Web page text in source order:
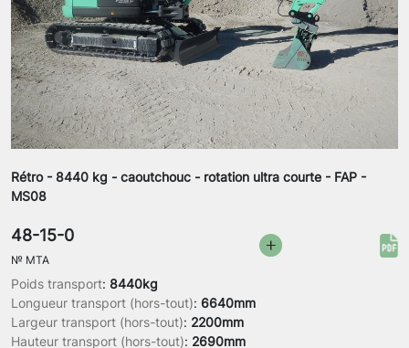
Rétro - 8440 kg - caoutchouc - rotation ultra courte - FAP -
MS08
Poids transport: 8440kg
Longueur transport (hors-tout): 6640mm
Largeur transport (hors-tout): 2200mm
Hauteur transport (hors-tout): 2690mm
48-15-0
№ MTA